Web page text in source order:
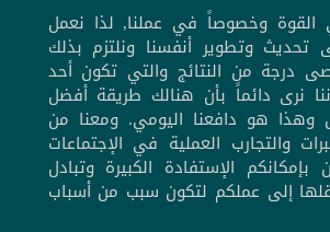
القوة وخصوصاً في عملنا, لذا نعمل
وتطوير أنفسنا ونلتزم بذلك
درجة من النتائج والتي تكون أحد
نرى دائماً بأن هنالك طريقة أفضل
وهذا هو دافعنا اليومي. ومعنا من
والتجارب العملية في الإجتماعات
بإمكانكم الإستفادة الكبيرة وتبادل
إلى عملكم لتكون سبب من أسباب